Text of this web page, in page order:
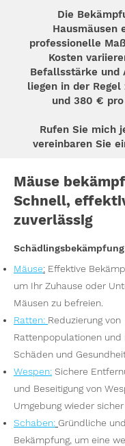
Die
Hausmäusen
professionelle
Kosten
Befallsstärke und
liegen in der Regel
und 380 €
Rufen Sie mich
vereinbaren Sie
Mäuse
Schnell,
zuverlässig
Mäuse: Effektive
um Ihr Zuhause oder
Mäusen zu befreien.
Ratten: Reduzierung von
Rattenpopulationen und
Schäden und
Wespen: Sichere
und Beseitigung von
Umgebung wieder
Schaben: Gründliche
Bekämpfung, um eine